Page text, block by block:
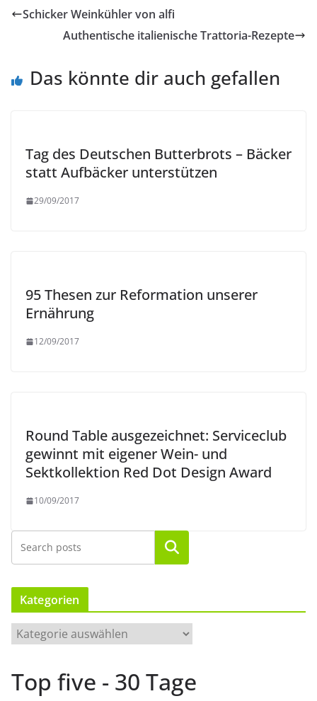
Schicker Weinkühler von alfi
Authentische italienische Trattoria-Rezepte
Das könnte dir auch gefallen
Tag des Deutschen Butterbrots – Bäcker
statt Aufbäcker unterstützen
29/09/2017
95 Thesen zur Reformation unserer
Ernährung
12/09/2017
Round Table ausgezeichnet: Serviceclub
gewinnt mit eigener Wein- und
Sektkollektion Red Dot Design Award
10/09/2017
Suchen
Kategorien
a
Top five - 30 Tage